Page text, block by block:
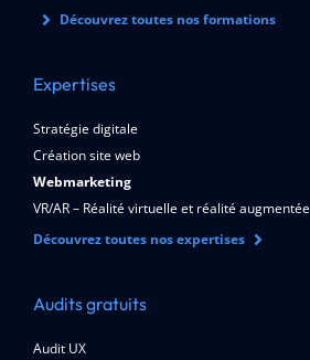
Découvrez toutes nos formations
Expertises
Stratégie digitale
Création site web
Webmarketing
VR/AR – Réalité virtuelle et réalité augmentée
Découvrez toutes nos expertises
Audits gratuits
Audit UX